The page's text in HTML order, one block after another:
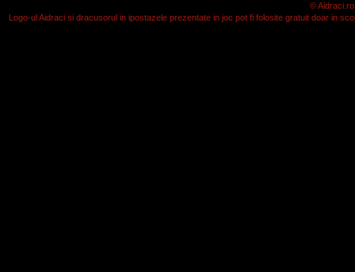
©
Logo-ul Aidraci si dracusorul in ipostazele prezentate in joc pot fi folosite gratuit doar in